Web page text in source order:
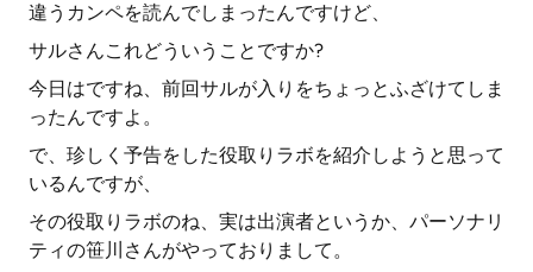
違うカンペを読んでしまったんですけど、
サルさんこれどういうことですか?
今日はですね、前回サルが入りをちょっとふざけてしま
ったんですよ。
で、珍しく予告をした役取りラボを紹介しようと思って
いるんですが、
その役取りラボのね、実は出演者というか、パーソナリ
ティの笹川さんがやっておりまして。